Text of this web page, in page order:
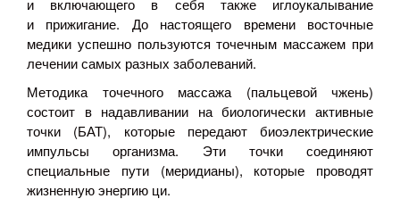
и включающего в себя также иглоукалывание
и прижигание. До настоящего времени восточные
медики успешно пользуются точечным массажем при
лечении самых разных заболеваний.
Методика точечного массажа (пальцевой чжень)
состоит в надавливании на биологически активные
точки (БАТ), которые передают биоэлектрические
импульсы организма. Эти точки соединяют
специальные пути (меридианы), которые проводят
жизненную энергию ци.